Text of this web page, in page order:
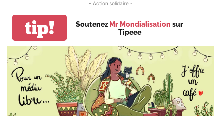
- Action solidaire -
tip! Soutenez Mr Mondialisation sur
Tipeee